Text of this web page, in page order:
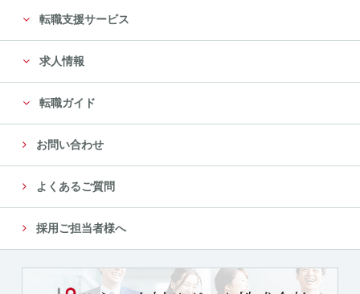
転職支援サービス
求人情報
転職ガイド
お問い合わせ
よくあるご質問
採用ご担当者様へ